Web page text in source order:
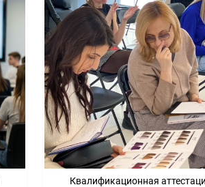
Квалификационная